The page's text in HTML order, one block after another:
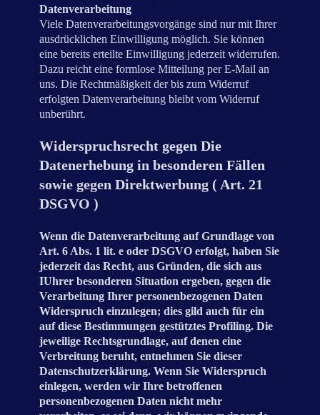
Datenverarbeitung
Viele Datenverarbeitungsvorgänge sind nur mit Ihrer
ausdrücklichen Einwilligung möglich. Sie können
eine bereits erteilte Einwilligung jederzeit widerrufen.
Dazu reicht eine formlose Mitteilung per E-Mail an
uns. Die Rechtmäßigkeit der bis zum Widerruf
erfolgten Datenverarbeitung bleibt vom Widerruf
unberührt.
Widerspruchsrecht gegen Die
Datenerhebung in besonderen Fällen
sowie gegen Direktwerbung ( Art. 21
DSGVO )
Wenn die Datenverarbeitung auf Grundlage von
Art. 6 Abs. 1 lit. e oder DSGVO erfolgt, haben Sie
jederzeit das Recht, aus Gründen, die sich aus
IUhrer besonderen Situation ergeben, gegen die
Verarbeitung Ihrer personenbezogenen Daten
Widerspruch einzulegen; dies gild auch für ein
auf diese Bestimmungen gestütztes Profiling. Die
jeweilige Rechtsgrundlage, auf denen eine
Verbreitung beruht, entnehmen Sie dieser
Datenschutzerklärung. Wenn Sie Widerspruch
einlegen, werden wir Ihre betroffenen
personenbezogenen Daten nicht mehr